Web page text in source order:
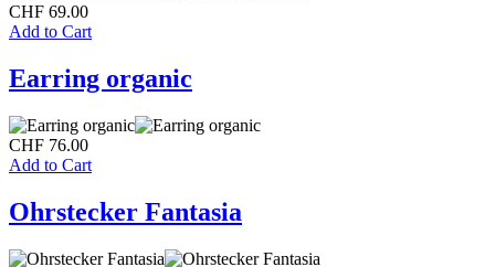
CHF 69.00
Add to Cart
Earring organic
CHF 76.00
Add to Cart
Ohrstecker Fantasia